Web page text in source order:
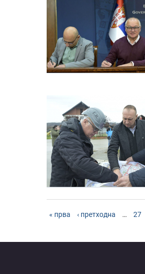
« прва ‹ претходна … 27